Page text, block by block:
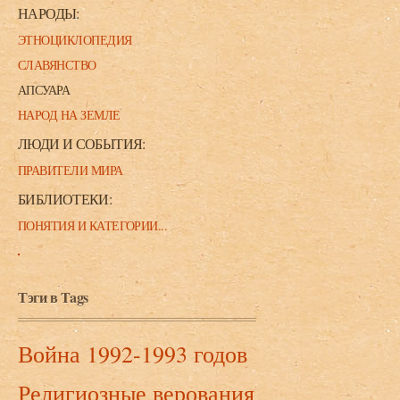
НАРОДЫ:
ЭТНОЦИКЛОПЕДИЯ
СЛАВЯНСТВО
АПСУАРА
НАРОД НА ЗЕМЛЕ
ЛЮДИ И СОБЫТИЯ:
ПРАВИТЕЛИ МИРА
БИБЛИОТЕКИ:
ПОНЯТИЯ И КАТЕГОРИИ...
Тэги в Tags
Война 1992-1993 годов
Религиозные верования